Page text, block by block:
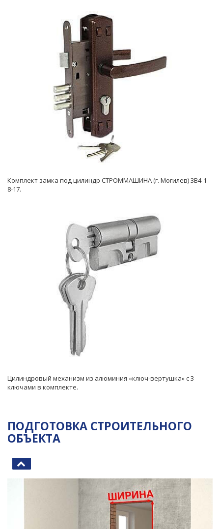
Комплект замка под цилиндр СТРОММАШИНА (г. Могилев) 3В4-1-
8-17.
Цилиндровый механизм из алюминия «ключ-вертушка» с 3
ключами в комплекте.
ПОДГОТОВКА СТРОИТЕЛЬНОГО
ОБЪЕКТА